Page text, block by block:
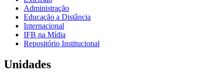
Administração
Educação a Distância
Internacional
IFB na Mídia
Repositório Institucional
Unidades